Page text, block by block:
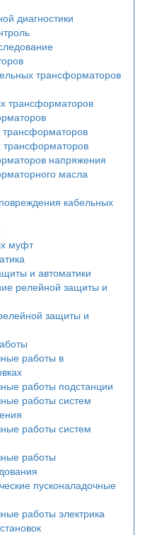
диагностики
трансформаторов
трансформаторов
напряжения
масла
кабельных
муфт
и автоматики
релейной защиты и
защиты и
работы в
работы подстанции
работы систем
работы систем
работы
пусконаладочные
работы электрика